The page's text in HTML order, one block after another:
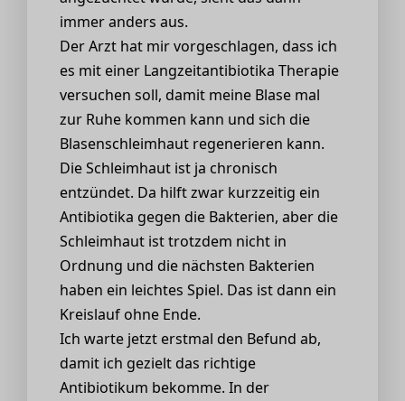
immer anders aus.
Der Arzt hat mir vorgeschlagen, dass ich
es mit einer Langzeitantibiotika Therapie
versuchen soll, damit meine Blase mal
zur Ruhe kommen kann und sich die
Blasenschleimhaut regenerieren kann.
Die Schleimhaut ist ja chronisch
entzündet. Da hilft zwar kurzzeitig ein
Antibiotika gegen die Bakterien, aber die
Schleimhaut ist trotzdem nicht in
Ordnung und die nächsten Bakterien
haben ein leichtes Spiel. Das ist dann ein
Kreislauf ohne Ende.
Ich warte jetzt erstmal den Befund ab,
damit ich gezielt das richtige
Antibiotikum bekomme. In der